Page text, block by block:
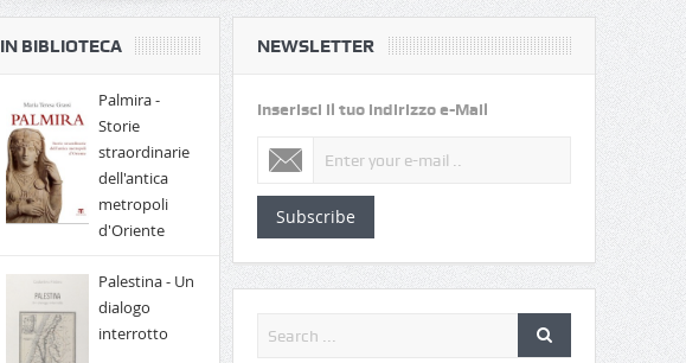
IN BIBLIOTECA
Palmira -
Storie
straordinarie
dell'antica
metropoli
d'Oriente
Palestina - Un
dialogo
interrotto
NEWSLETTER
Inserisci il tuo indirizzo e-Mail
Subscribe